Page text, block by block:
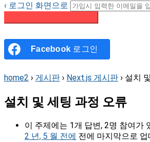
‹ 로그인 화면으로
Facebook 로그인
home2 › 게시판 › Next.js 게시판 › 설치
설치 및 세팅 과정 오류
이 주제에는 1개 답변, 2명 참여가
2 년, 5 월 전에 전에 마지막으로